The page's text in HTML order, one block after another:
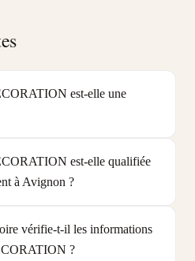
est-elle une
est-elle qualifiée
à Avignon ?
vérifie-t-il les informations
?